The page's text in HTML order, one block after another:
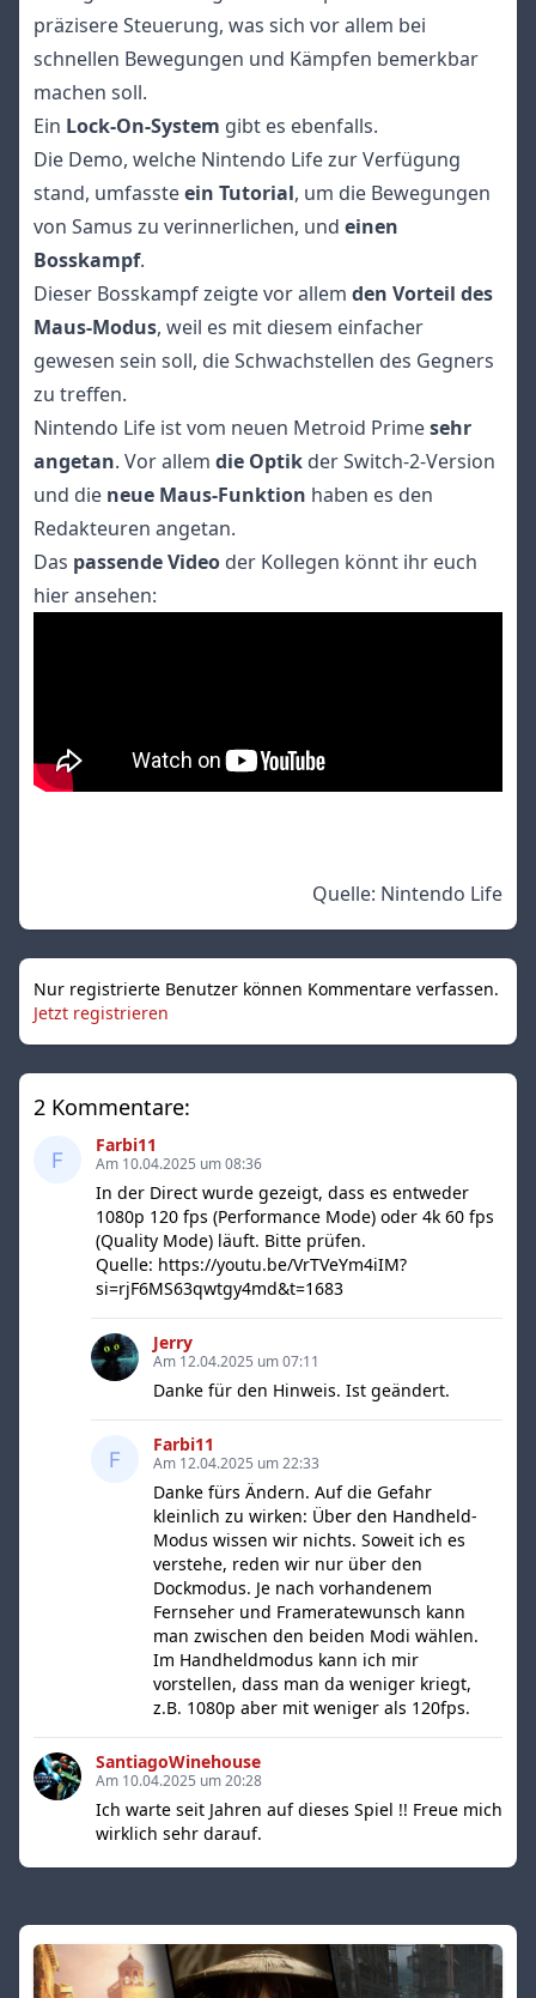
präzisere Steuerung, was sich vor allem bei
schnellen Bewegungen und Kämpfen bemerkbar
machen soll.
Ein Lock-On-System gibt es ebenfalls.
Die Demo, welche Nintendo Life zur Verfügung
stand, umfassteein Tutorial, um die Bewegungen
von Samus zu verinnerlichen, und einen
Bosskampf.
Dieser Bosskampf zeigte vor allem den Vorteil des
Maus-Modus, weil es mit diesem einfacher
gewesen sein soll, die Schwachstellen des Gegners
zu treffen.
Nintendo Life ist vom neuen Metroid Primesehr
angetan. Vor allem die Optik der Switch-2-Version
und die neue Maus-Funktion haben es den
Redakteuren angetan.
Das passende Video der Kollegen könnt ihr euch
hier ansehen:
Quelle: Nintendo Life
Nur registrierte Benutzer können Kommentare verfassen.
Jetzt registrieren
2 Kommentare:
Farbi11
Am 10.04.2025 um 08:36
In der Direct wurde gezeigt, dass es entweder
1080p 120 fps (Performance Mode) oder 4k 60 fps
(Quality Mode) läuft. Bitte prüfen.
Quelle: https://youtu.be/VrTVeYm4iIM?
si=rjF6MS63qwtgy4md&t=1683
Jerry
Am 12.04.2025 um 07:11
Danke für den Hinweis. Ist geändert.
Farbi11
Am 12.04.2025 um 22:33
Danke fürs Ändern. Auf die Gefahr
kleinlich zu wirken: Über den Handheld-
Modus wissen wir nichts. Soweit ich es
verstehe, reden wir nur über den
Dockmodus. Je nach vorhandenem
Fernseher und Frameratewunsch kann
man zwischen den beiden Modi wählen.
Im Handheldmodus kann ich mir
vorstellen, dass man da weniger kriegt,
z.B. 1080p aber mit weniger als 120fps.
SantiagoWinehouse
Am 10.04.2025 um 20:28
Ich warte seit Jahren auf dieses Spiel !! Freue mich
wirklich sehr darauf.